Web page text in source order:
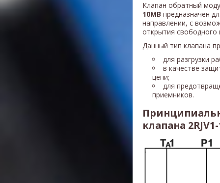
Клапан обратный
10MB предназначен
направлении, с
открытия
Данный тип клапана
для разгрузки
в качестве
цепи;
для
приемников.
клапана